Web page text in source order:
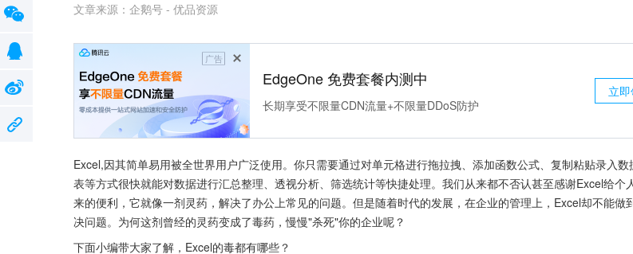
文章来源： 企鹅号 - 优品资源
广告
EdgeOne 免费套餐内测中
长期享受不限量CDN流量+不限量DDoS防护
立
Excel,因其简单易用被全世界用户广泛使用。你只需要通过对单元格进行拖拉拽、添加函数公式、复制粘贴录入数
表等方式很快就能对数据进行汇总整理、透视分析、筛选统计等快捷处理。我们从来都不否认甚至感谢Excel给个
来的便利，它就像一剂灵药，解决了办公上常见的问题。但是随着时代的发展，在企业的管理上，Excel却不能做
决问题。为何这剂曾经的灵药变成了毒药，慢慢"杀死"你的企业呢？
下面小编带大家了解，Excel的毒都有哪些？